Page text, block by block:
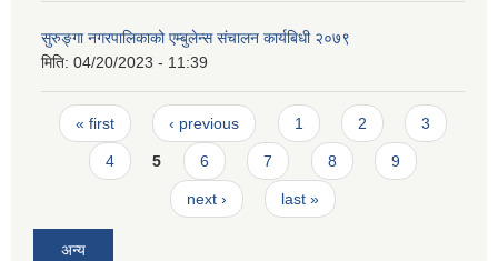
सुरुङ्गा नगरपालिकाको एम्बुलेन्स संचालन कार्यबिधी २०७९
मिति: 04/20/2023 - 11:39
Pages
« first ‹ previous 1 2 3
4 5 6 7 8 9
next › last »
अन्य